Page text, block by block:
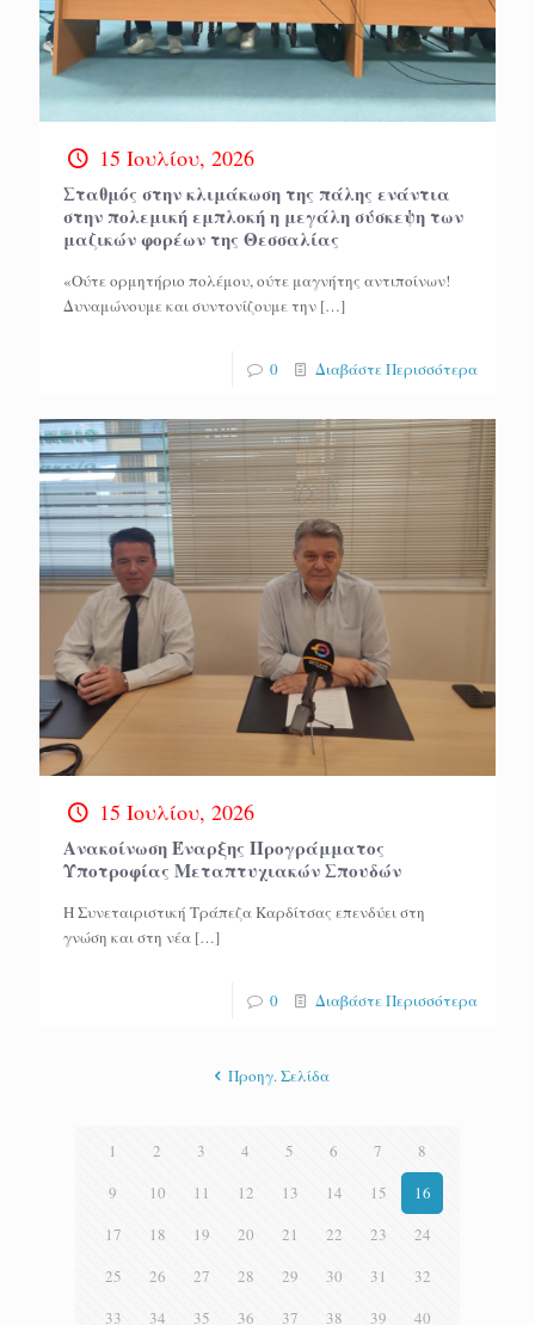
15 Ιουλίου, 2026
Σταθμός στην κλιμάκωση της πάλης ενάντια
στην πολεμική εμπλοκή η μεγάλη σύσκεψη των
μαζικών φορέων της Θεσσαλίας
«Ούτε ορμητήριο πολέμου, ούτε μαγνήτης αντιποίνων!
Δυναμώνουμε και συντονίζουμε την […]
0 Διαβάστε Περισσότερα
15 Ιουλίου, 2026
Ανακοίνωση Έναρξης Προγράμματος
Υποτροφίας Μεταπτυχιακών Σπουδών
Η Συνεταιριστική Τράπεζα Καρδίτσας επενδύει στη
γνώση και στη νέα […]
0 Διαβάστε Περισσότερα
Προηγ. Σελίδα
1 2 3 4 5 6 7
8
9
10 11 12 13 14 15
16
17
18 19 20 21 22 23
24
25
26 27 28 29 30 31
32
33
34 35 36 37 38 39
40